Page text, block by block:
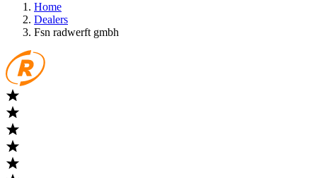
Home
Dealers
Fsn radwerft gmbh